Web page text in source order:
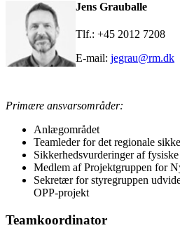
Jens Grauballe
Tlf.: +45 2012 7208
E-mail: jegrau@rm.dk
Primære ansvarsområder:
Anlægområdet
Teamleder for det regionale
Sikkerhedsvurderinger af
Medlem af Projektgruppen for
Sekretær for styregruppen
OPP-projekt
Teamkoordinator